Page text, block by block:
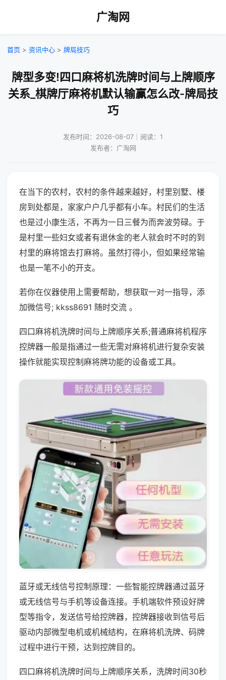
广淘网
首页 > 资讯中心 > 牌局技巧
牌型多变!四口麻将机洗牌时间与上牌顺序
关系_棋牌厅麻将机默认输赢怎么改-牌局技
巧
发布时间：2026-08-07｜阅读：1
发布者：广淘网
在当下的农村，农村的条件越来越好，村里别墅、楼
房到处都是，家家户户几乎都有小车。村民们的生活
也是过小康生活，不再为一日三餐为而奔波劳碌。于
是村里一些妇女或者有退休金的老人就会时不时的到
村里的麻将馆去打麻将。虽然打得小，但如果经常输
也是一笔不小的开支。
若你在仪器使用上需要帮助，想获取一对一指导，添
加微信号; kkss8691 随时交流 。
四口麻将机洗牌时间与上牌顺序关系;普通麻将机程序
控牌器一般是指通过一些无需对麻将机进行复杂安装
操作就能实现控制麻将牌功能的设备或工具。
蓝牙或无线信号控制原理：一些智能控牌器通过蓝牙
或无线信号与手机等设备连接。手机端软件预设好牌
型等指令，发送信号给控牌器，控牌器接收到信号后
驱动内部微型电机或机械结构，在麻将机洗牌、码牌
过程中进行干预，达到控牌目的。
四口麻将机洗牌时间与上牌顺序关系，洗牌时间30秒